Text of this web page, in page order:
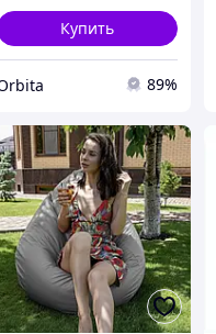
Купить
89%